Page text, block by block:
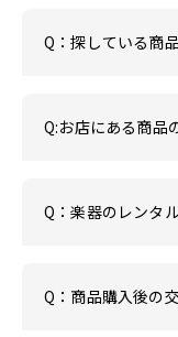
Q：探している商
Q:お店にある商品
Q：楽器のレンタ
Q：商品購入後の